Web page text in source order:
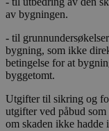
av bygningen.
- til
bygning, som ikke
betingelse for at
byggetomt.
Utgifter til sikring og
utgifter ved påbud
om skaden ikke hadde